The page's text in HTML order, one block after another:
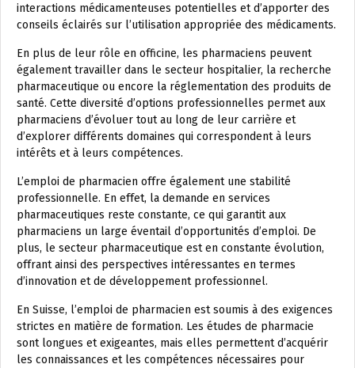
interactions médicamenteuses potentielles et d’apporter des
conseils éclairés sur l’utilisation appropriée des médicaments.
En plus de leur rôle en officine, les pharmaciens peuvent
également travailler dans le secteur hospitalier, la recherche
pharmaceutique ou encore la réglementation des produits de
santé. Cette diversité d’options professionnelles permet aux
pharmaciens d’évoluer tout au long de leur carrière et
d’explorer différents domaines qui correspondent à leurs
intérêts et à leurs compétences.
L’emploi de pharmacien offre également une stabilité
professionnelle. En effet, la demande en services
pharmaceutiques reste constante, ce qui garantit aux
pharmaciens un large éventail d’opportunités d’emploi. De
plus, le secteur pharmaceutique est en constante évolution,
offrant ainsi des perspectives intéressantes en termes
d’innovation et de développement professionnel.
En Suisse, l’emploi de pharmacien est soumis à des exigences
strictes en matière de formation. Les études de pharmacie
sont longues et exigeantes, mais elles permettent d’acquérir
les connaissances et les compétences nécessaires pour